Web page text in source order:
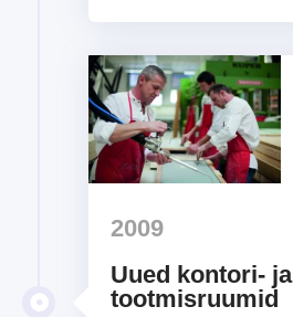
2009
Uued kontori- ja
tootmisruumid